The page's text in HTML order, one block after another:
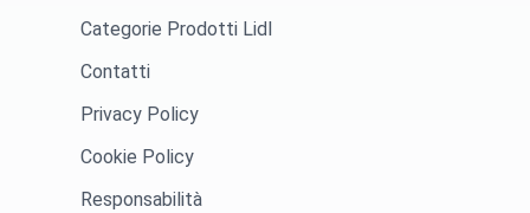
Categorie Prodotti Lidl
Contatti
Privacy Policy
Cookie Policy
Responsabilità